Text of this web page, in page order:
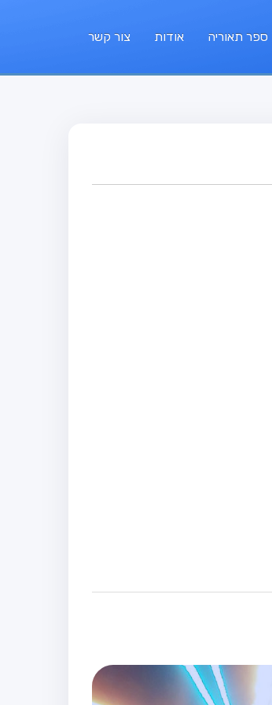
ספר תאוריה אודות צור קשר